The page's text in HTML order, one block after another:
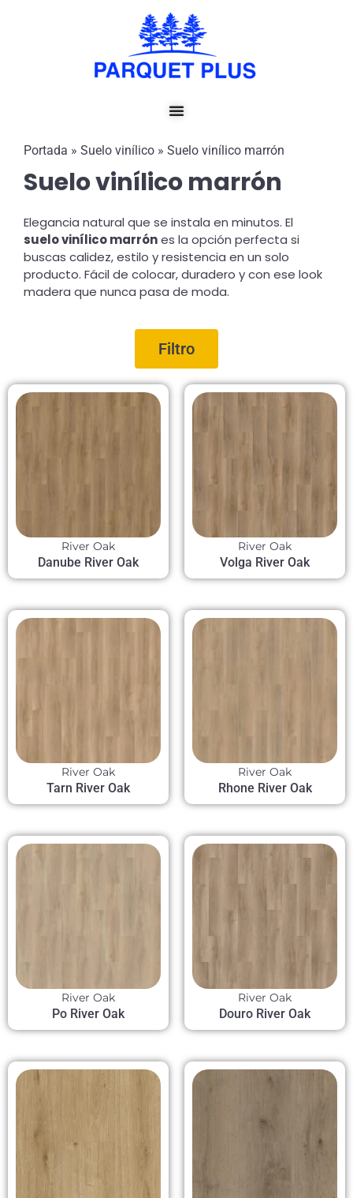
Portada » Suelo vinílico » Suelo vinílico marrón
Suelo vinílico marrón
Elegancia natural que se instala en minutos. El
suelo vinílico marrónes la opción perfecta si
buscas calidez, estilo y resistencia en un solo
producto. Fácil de colocar, duradero y con ese look
madera que nunca pasa de moda.
Filtro
River Oak
Danube River Oak
River Oak
Volga River Oak
River Oak
Tarn River Oak
River Oak
Rhone River Oak
River Oak
Po River Oak
River Oak
Douro River Oak